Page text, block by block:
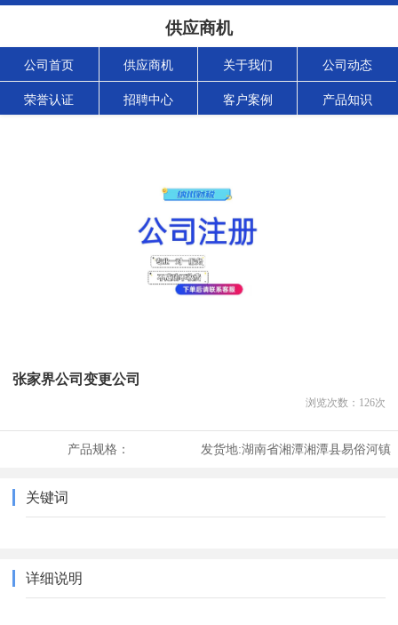
供应商机
公司首页 供应商机 关于我们 公司动态
荣誉认证 招聘中心 客户案例 产品知识
张家界公司变更公司
浏览次数： 126次
产品规格： 发货地:湖南省湘潭湘潭县易俗河镇
关键词
详细说明